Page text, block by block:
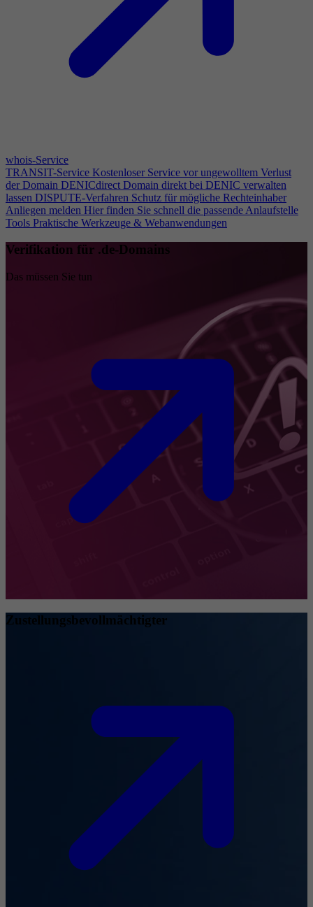
whois-Service
TRANSIT-Service Kostenloser Service vor ungewolltem Verlust
der Domain DENICdirect Domain direkt bei DENIC verwalten
lassen DISPUTE-Verfahren Schutz für mögliche Rechteinhaber
Anliegen melden Hier finden Sie schnell die passende Anlaufstelle
Tools Praktische Werkzeuge & Webanwendungen
Verifikation für .de-Domains
Das müssen Sie tun
Zustellungsbevollmächtigter